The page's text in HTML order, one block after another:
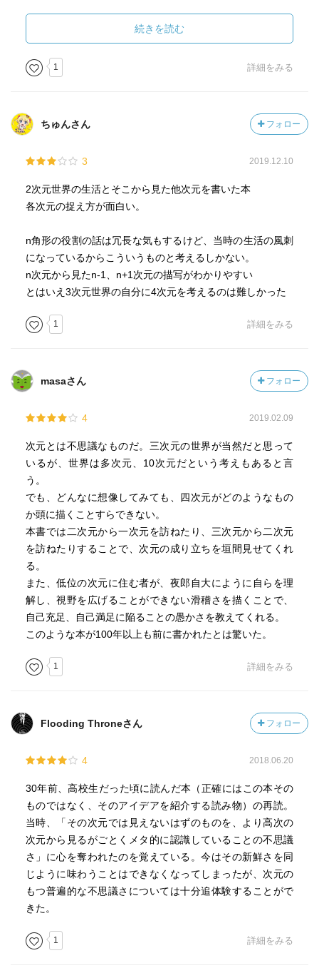
物語の前半は、二次元世界の正方形が自分の暮らしを語る
体裁である。
この世界では多角形になればなるほど身分が高く、最高位
まれていて、人々はなるべく多角形に近づけるように、結
婚相手を考えたりするなど（？）で、子孫の角を増やそう
る。
皆が皆、平面世界に暮らしていたら、誰が何角形なのか、
なかなかわからなそうなものだが、声の高さで知ったり、
他人に触る場合には礼儀があって、どうやって触ってもよ
いというものではない。うかつに角で刺してしまったりす
れば、相手が傷ついたり死んだりしてしまう。
視覚の場合は、繊細かつ複雑な判断が必要になる。例えば
り、両側は比較的短く暗めに見えるといった具合。
兵士はもちろん尖っており、二等辺三角形で身分が低い
女性は線であり、身分も低いが、まぁこのあたりは時代だ
ろうか。
この正方形氏があるとき、一次元世界や三次元世界と出会
物語的に非常におもしろいかと言われると、そうではない
のだが（身分や階級の話が多くてげんなりするし）、この
この本に触発されて物理や数学の道に進んだ人も多いのだ
そうで、そういう意味ではランドマーク的な作品なのだろ
タインの相対性理論が発表されて、四次元の可能性につい
て多くの人が考察するようになってから脚光を浴びるよう
それもそのはず、物語の終盤で、正方形氏はなんと、自ら
の世界を俯瞰するかのような三次元世界を知った際、その
考世界））もぼんやりとだが思い浮かべているのだ。もっ
ともその代償は大きくて、これに関する論文を書き上げた
正方形氏は、誰にも理解されないばかりか、「危険思想」
を持つものとして投獄されてしまう（！）のだが。
著者のアボットは、神学者の家に生まれ、２６歳で学校長
を務めるほどの秀才だった。数学や古典にも精通していた
人物だったとのこと。
えた世界をイメージする作品群である。表紙もその１枚。
続きを読む
1 詳細をみる
ちゅんさん フォロー
3 2019.12.10
2次元世界の生活とそこから見た他次元を書いた本
各次元の捉え方が面白い。
n角形の役割の話は冗長な気もするけど、当時の生活の風刺
になっているからこういうものと考えるしかない。
n次元から見たn-1、n+1次元の描写がわかりやすい
とはいえ3次元世界の自分に4次元を考えるのは難しかった
1 詳細をみる
masaさん フォロー
4 2019.02.09
次元とは不思議なものだ。三次元の世界が当然だと思って
いるが、世界は多次元、10次元だという考えもあると言
う。
でも、どんなに想像してみても、四次元がどのようなもの
か頭に描くことすらできない。
本書では二次元から一次元を訪ねたり、三次元から二次元
を訪ねたりすることで、次元の成り立ちを垣間見せてくれ
る。
また、低位の次元に住む者が、夜郎自大にように自らを理
解し、視野を広げることができない滑稽さを描くことで、
自己充足、自己満足に陥ることの愚かさを教えてくれる。
このような本が100年以上も前に書かれたとは驚いた。
1 詳細をみる
Flooding Throneさん フォロー
4 2018.06.20
30年前、高校生だった頃に読んだ本（正確にはこの本その
ものではなく、そのアイデアを紹介する読み物）の再読。
当時、「その次元では見えないはずのものを、より高次の
次元から見るがごとくメタ的に認識していることの不思議
さ」に心を奪われたのを覚えている。今はその新鮮さを同
じように味わうことはできなくなってしまったが、次元の
もつ普遍的な不思議さについては十分追体験することがで
きた。
1 詳細をみる